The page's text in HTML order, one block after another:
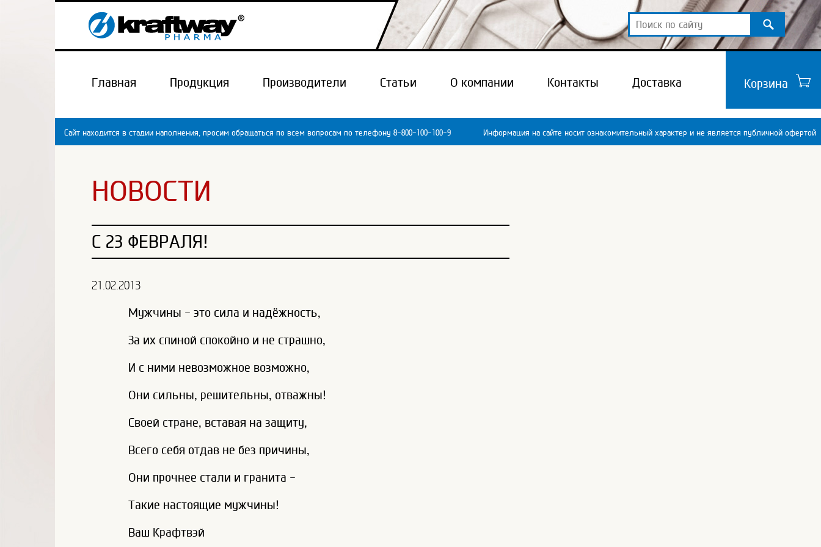
Главная Продукция Производители Статьи О компании Контакты Доставка Корзина
Сайт находится в стадии наполнения, просим обращаться по всем вопросам по телефону 8-800-100-100-9 Информация на сайте носит ознакомительный характер и не является публичной офертой
НОВОСТИ
C 23 ФЕВРАЛЯ!
21.02.2013
Мужчины - это сила и надёжность,
За их спиной спокойно и не страшно,
И с ними невозможное возможно,
Они сильны, решительны, отважны!
Своей стране, вставая на защиту,
Всего себя отдав не без причины,
Они прочнее стали и гранита -
Такие настоящие мужчины!
Ваш Крафтвэй